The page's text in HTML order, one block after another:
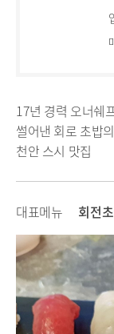
17년 경력 오너쉐
썰어낸 회로 초밥
천안 스시 맛집
대표메뉴 회전